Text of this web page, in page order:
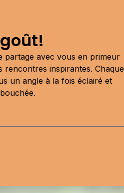
partage avec vous en primeur
rencontres inspirantes. Chaque
un angle à la fois éclairé et